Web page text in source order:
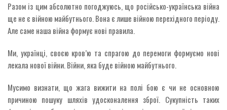
Разом із цим абсолютно погоджуюсь, що російсько-українська війна
ще не є війною майбутнього. Вона є лише війною перехідного періоду.
Але саме наша війна формує нові правила.
Ми, українці, своєю кров’ю та спрагою до перемоги формуємо нові
лекала нової війни. Війни, яка буде війною майбутнього.
Мусимо визнати, що жага вижити на полі бою є чи не основною
причиною пошуку шляхів удосконалення зброї. Сукупність таких